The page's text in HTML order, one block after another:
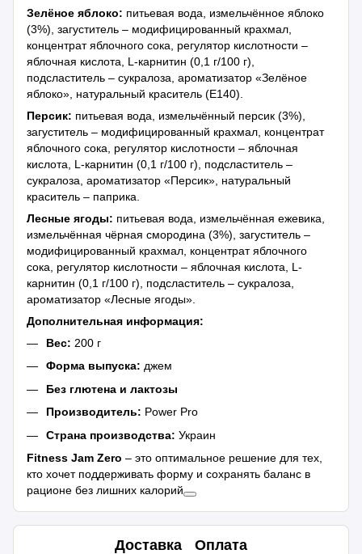
Зелёное яблоко: питьевая вода, измельчённое яблоко
(3%), загуститель – модифицированный крахмал,
концентрат яблочного сока, регулятор кислотности –
яблочная кислота, L-карнитин (0,1 г/100 г),
подсластитель – сукралоза, ароматизатор «Зелёное
яблоко», натуральный краситель (Е140).
Персик: питьевая вода, измельчённый персик (3%),
загуститель – модифицированный крахмал, концентрат
яблочного сока, регулятор кислотности – яблочная
кислота, L-карнитин (0,1 г/100 г), подсластитель –
сукралоза, ароматизатор «Персик», натуральный
краситель – паприка.
Лесные ягоды: питьевая вода, измельчённая ежевика,
измельчённая чёрная смородина (3%), загуститель –
модифицированный крахмал, концентрат яблочного
сока, регулятор кислотности – яблочная кислота, L-
карнитин (0,1 г/100 г), подсластитель – сукралоза,
ароматизатор «Лесные ягоды».
Дополнительная информация:
Вес: 200 г
Форма выпуска: джем
Без глютена и лактозы
Производитель: Power Pro
Страна производства: Украин
Fitness Jam Zero – это оптимальное решение для тех,
кто хочет поддерживать форму и сохранять баланс в
рационе без лишних калорий
Доставка Оплата